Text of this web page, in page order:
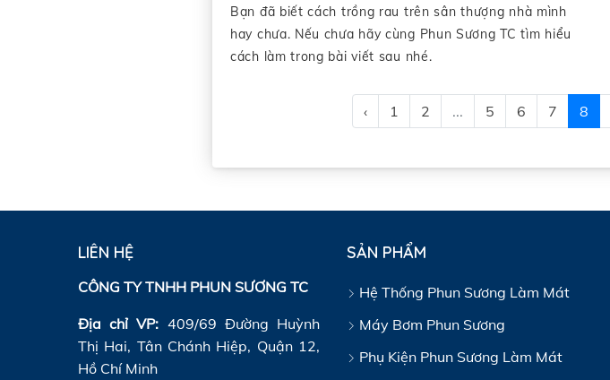
Bạn đã biết cách trồng rau trên sân thượng nhà mình
hay chưa. Nếu chưa hãy cùng Phun Sương TC tìm hiểu
cách làm trong bài viết sau nhé.
‹ 1 2 ... 5 6 7 8
LIÊN HỆ
CÔNG TY TNHH PHUN SƯƠNG TC
Địa chỉ VP: 409/69 Đường Huỳnh
Thị Hai, Tân Chánh Hiệp, Quận 12,
Hồ Chí Minh
SẢN PHẨM
Hệ Thống Phun Sương Làm Mát
Máy Bơm Phun Sương
Phụ Kiện Phun Sương Làm Mát